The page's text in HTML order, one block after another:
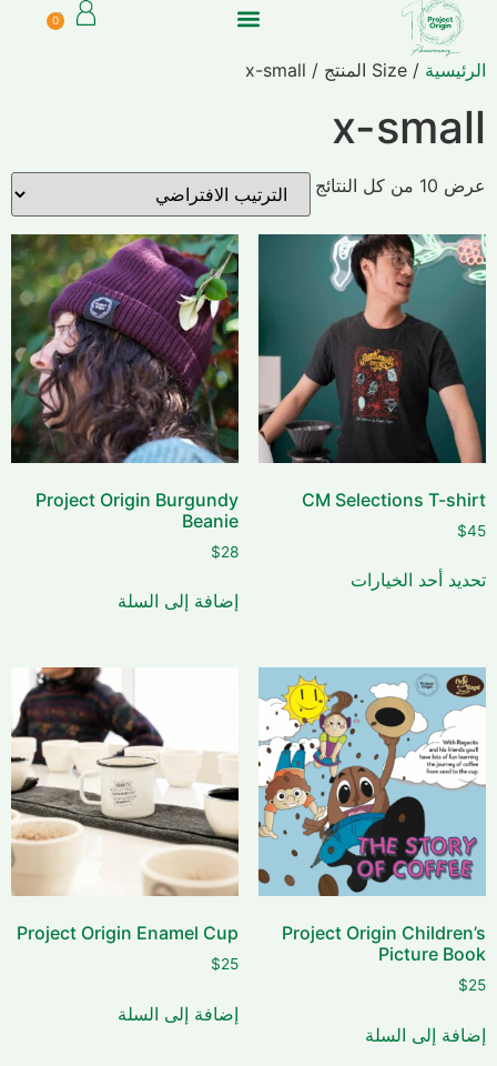
0
الرئيسية / Size المنتج / x-small
x-small
عرض ⁦10⁩ من كل النتائج
CM Selections T-shirt
$45
تحديد أحد الخيارات
Project Origin Burgundy
Beanie
$28
إضافة إلى السلة
Project Origin Children’s
Picture Book
$25
إضافة إلى السلة
Project Origin Enamel Cup
$25
إضافة إلى السلة